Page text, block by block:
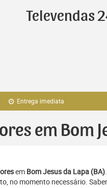
Televendas
Entrega imediata
em Bom
em Bom Jesus da Lapa (BA)
no momento necessário.